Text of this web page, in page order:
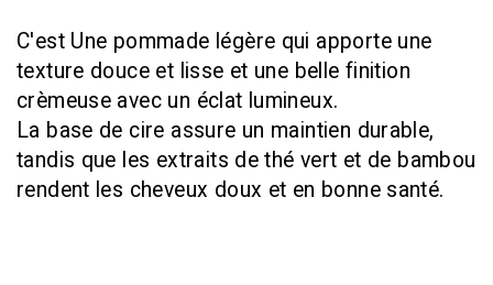
C'est Une pommade légère qui apporte une
texture douce et lisse et une belle finition
crèmeuse avec un éclat lumineux.
La base de cire assure un maintien durable,
tandis que les extraits de thé vert et de bambou
rendent les cheveux doux et en bonne santé.